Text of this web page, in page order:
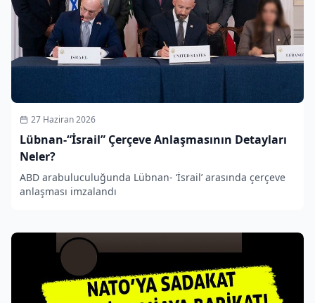
27 Haziran 2026
Lübnan-“İsrail” Çerçeve Anlaşmasının Detayları
Neler?
ABD arabuluculuğunda Lübnan- ‘İsrail’ arasında çerçeve
anlaşması imzalandı